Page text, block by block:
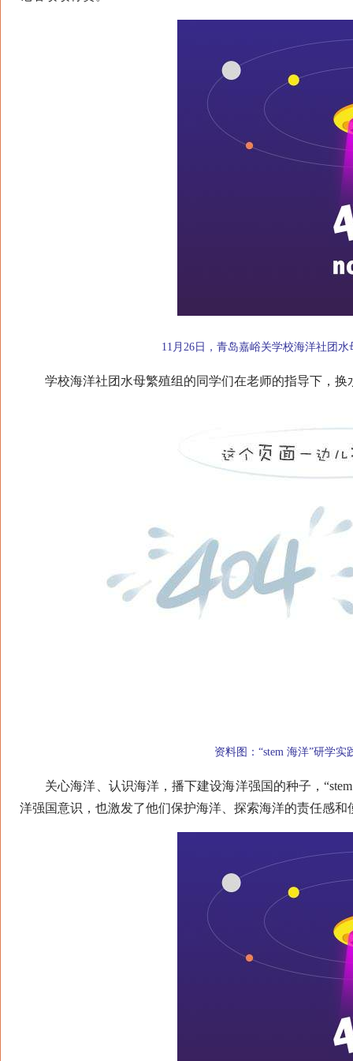
11月26日，青岛嘉峪关学校海洋社团水
学校海洋社团水母繁殖组的同学们在老师的指导下，换
资料图：“stem 海洋”研学实
关心海洋、认识海洋，播下建设海洋强国的种子，
洋强国意识，也激发了他们保护海洋、探索海洋的责任感和